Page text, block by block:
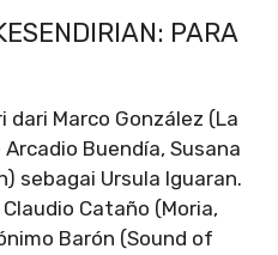
PARA
Marco González (La
Buendía, Susana
sebagai Ursula Iguaran.
Cataño (Moria,
Barón (Sound of